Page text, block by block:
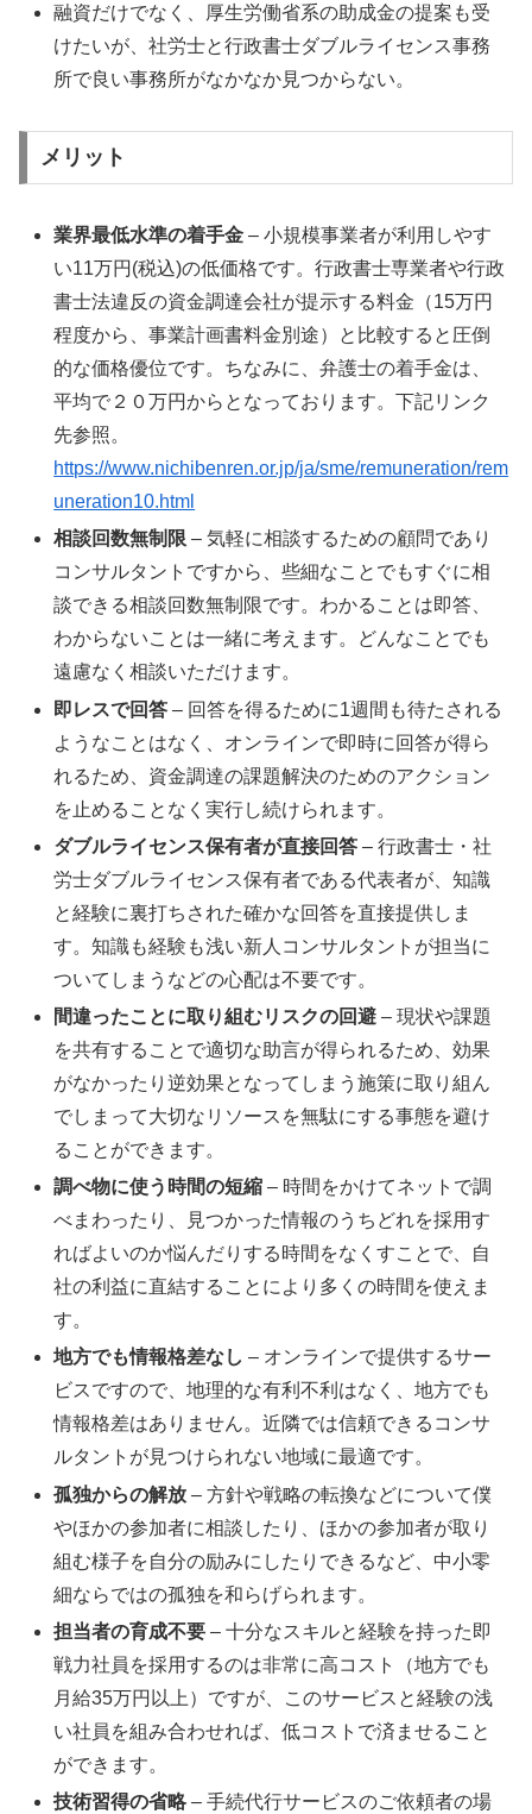
融資だけでなく、厚生労働省系の助成金の提案も受
けたいが、社労士と行政書士ダブルライセンス事務
所で良い事務所がなかなか見つからない。
メリット
業界最低水準の着手金 – 小規模事業者が利用しやす
い11万円(税込)の低価格です。行政書士専業者や行政
書士法違反の資金調達会社が提示する料金（15万円
程度から、事業計画書料金別途）と比較すると圧倒
的な価格優位です。ちなみに、弁護士の着手金は、
平均で２０万円からとなっております。下記リンク
先参照。
https://www.nichibenren.or.jp/ja/sme/remuneration/rem
uneration10.html
相談回数無制限 – 気軽に相談するための顧問であり
コンサルタントですから、些細なことでもすぐに相
談できる相談回数無制限です。わかることは即答、
わからないことは一緒に考えます。どんなことでも
遠慮なく相談いただけます。
即レスで回答 – 回答を得るために1週間も待たされる
ようなことはなく、オンラインで即時に回答が得ら
れるため、資金調達の課題解決のためのアクション
を止めることなく実行し続けられます。
ダブルライセンス保有者が直接回答 – 行政書士・社
労士ダブルライセンス保有者である代表者が、知識
と経験に裏打ちされた確かな回答を直接提供しま
す。知識も経験も浅い新人コンサルタントが担当に
ついてしまうなどの心配は不要です。
間違ったことに取り組むリスクの回避 – 現状や課題
を共有することで適切な助言が得られるため、効果
がなかったり逆効果となってしまう施策に取り組ん
でしまって大切なリソースを無駄にする事態を避け
ることができます。
調べ物に使う時間の短縮 – 時間をかけてネットで調
べまわったり、見つかった情報のうちどれを採用す
ればよいのか悩んだりする時間をなくすことで、自
社の利益に直結することにより多くの時間を使えま
す。
地方でも情報格差なし – オンラインで提供するサー
ビスですので、地理的な有利不利はなく、地方でも
情報格差はありません。近隣では信頼できるコンサ
ルタントが見つけられない地域に最適です。
孤独からの解放 – 方針や戦略の転換などについて僕
やほかの参加者に相談したり、ほかの参加者が取り
組む様子を自分の励みにしたりできるなど、中小零
細ならではの孤独を和らげられます。
担当者の育成不要 – 十分なスキルと経験を持った即
戦力社員を採用するのは非常に高コスト（地方でも
月給35万円以上）ですが、このサービスと経験の浅
い社員を組み合わせれば、低コストで済ませること
ができます。
技術習得の省略– 手続代行サービスのご依頼者の場